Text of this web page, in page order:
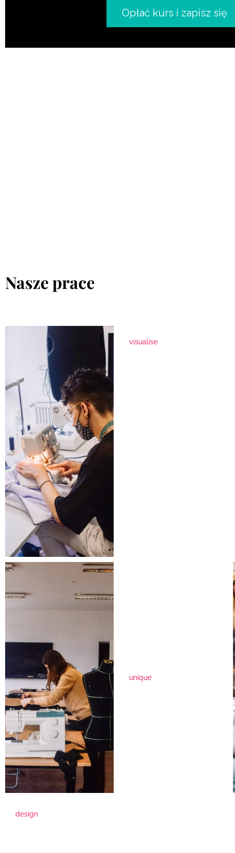
Opłać kurs i zapisz się
Nasze prace
visualise
unique
design